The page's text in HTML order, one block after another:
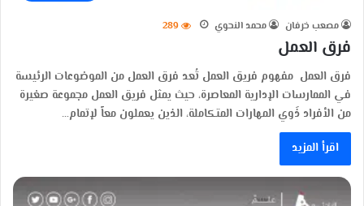
مصعب خرفان محمد النحوي 289
فرق العمل
فرق العمل مفهوم فريق العمل تُعد فرق العمل من الموضوعات الرئيسة
في الممارسات الإدارية المعاصرة، حيث يمثل فريق العمل مجموعة صغيرة
من الأفراد ذَوي المهارات المتكاملة، الذين يعملون معاً لإتمام…
اقرأ المزيد